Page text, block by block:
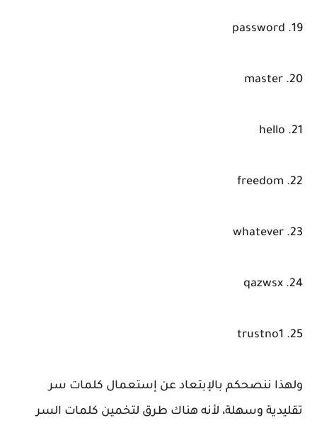
19. password
20. master
21. hello
22. freedom
23. whatever
24. qazwsx
25. trustno1
ولهذا ننصحكم بالإبتعاد عن إستعمال كلمات سر
تقليدية وسهلة، لأنه هناك طرق لتخمين كلمات السر